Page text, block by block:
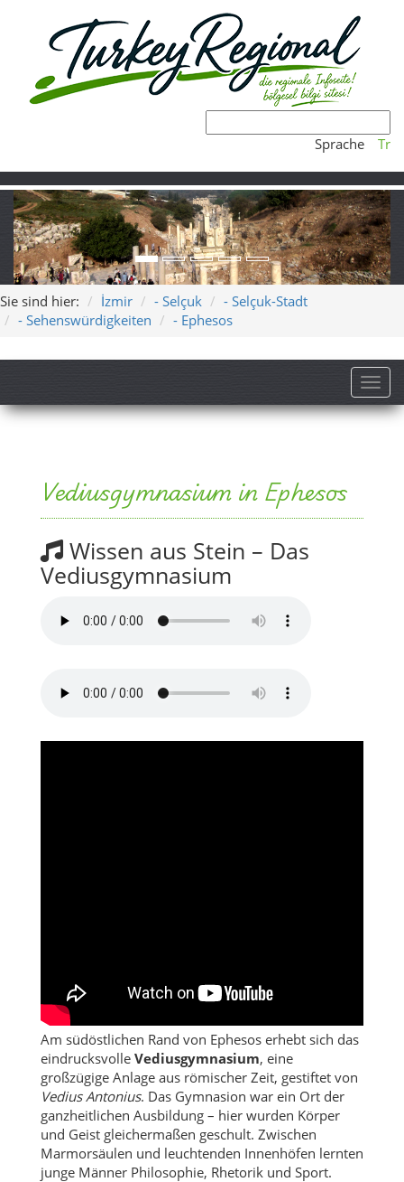
Sprache Tr
Sie sind hier: İzmir - Selçuk
- Selçuk-Stadt
- Sehenswürdigkeiten
- Ephesos
Vediusgymnasium in Ephesos
Wissen aus Stein – Das
Vediusgymnasium
Am südöstlichen Rand von Ephesos erhebt sich das
eindrucksvolle Vediusgymnasium, eine
großzügige Anlage aus römischer Zeit, gestiftet von
Vedius Antonius. Das Gymnasion war ein Ort der
ganzheitlichen Ausbildung – hier wurden Körper
und Geist gleichermaßen geschult. Zwischen
Marmorsäulen und leuchtenden Innenhöfen lernten
junge Männer Philosophie, Rhetorik und Sport.